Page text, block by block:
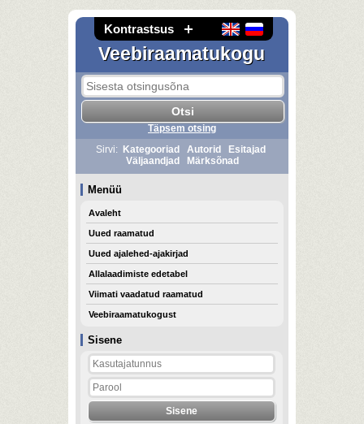
Kontrastsus
Veebiraamatukogu
Sisene
Täpsem otsing
Sirvi:
Kategooriad Autorid
Esitajad
Väljaandjad
Märksõnad
Menüü
Avaleht
Uued raamatud
Uued ajalehed-ajakirjad
Allalaadimiste edetabel
Viimati vaadatud raamatud
Veebiraamatukogust